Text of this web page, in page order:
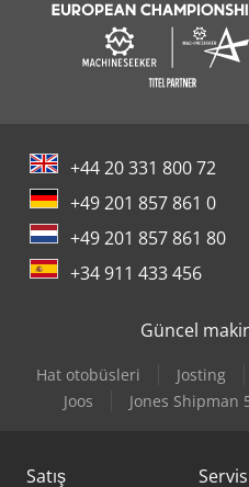
+44 20 331 800 72
+49 201 857 861 0
+49 201 857 861 80
+34 911 433 456
Güncel
Hat otobüsleri Josting
Joos
Jones Shipman
Satış